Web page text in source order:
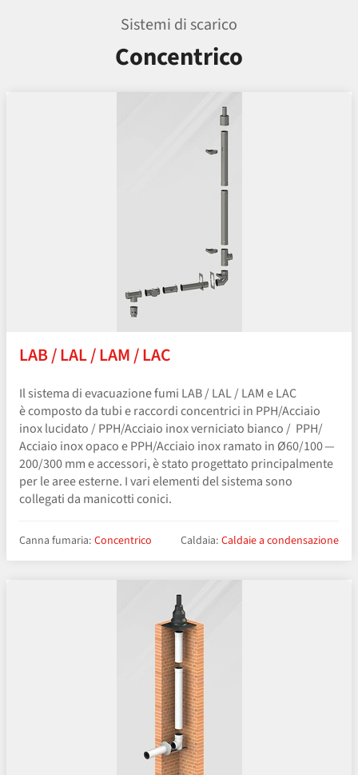
Sistemi di scarico
Concentrico
LAB / LAL / LAM / LAC
Il sistema di evacuazione fumi LAB / LAL / LAM e LAC
è composto da tubi e raccordi concentrici in PPH/​Acciaio
inox lucidato / PPH/​Acciaio inox verniciato bianco / PPH/​
Acciaio inox opaco e PPH/​Acciaio inox ramato in Ø60/100 —
200/300 mm e accessori, è stato progettato principalmente
per le aree esterne. I vari elementi del sistema sono
collegati da manicotti conici.
Canna fumaria: Concentrico Caldaia: Caldaie a condensazione